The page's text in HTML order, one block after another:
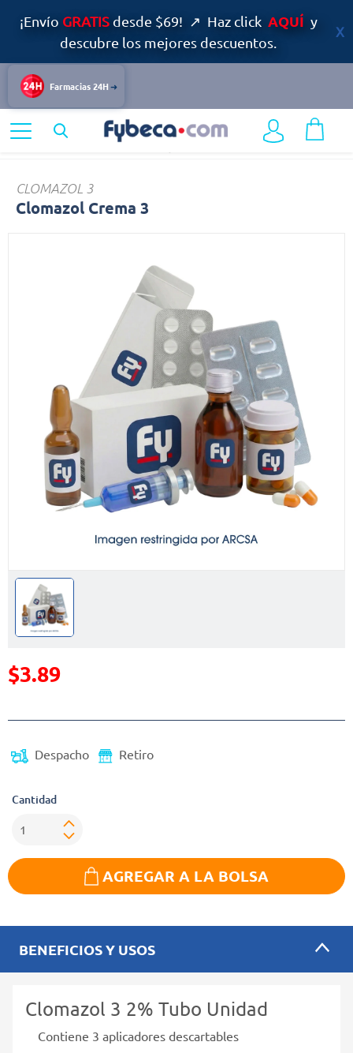
¡Envío GRATISdesde $69! ↗ Haz click AQUÍ y
descubre los mejores descuentos.
Farmacias 24H
Infecciones y Vacunas
CLOMAZOL 3
Clomazol Crema 3
$3.89
Despacho Retiro
Cantidad
AGREGAR A LA BOLSA
BENEFICIOS Y USOS
Clomazol 3 2% Tubo Unidad
Contiene 3 aplicadores descartables